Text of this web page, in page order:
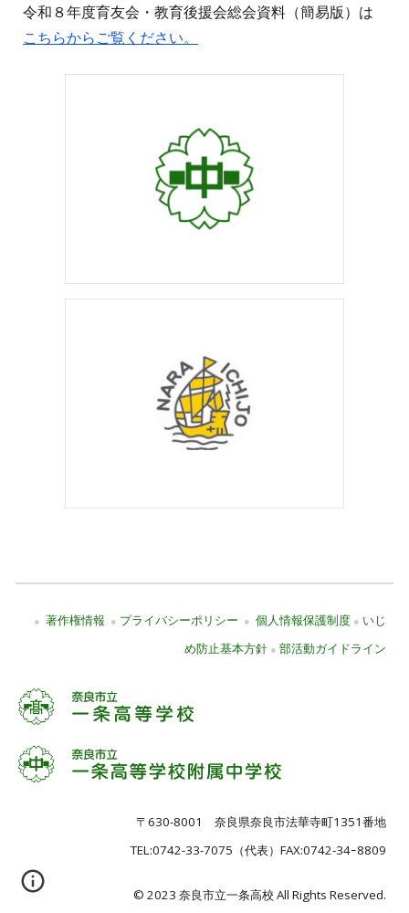
令和８年度育友会・教育後援会総会資料（簡易版）は
こちらからご覧ください。
● 著作権情報 ● プライバシーポリシー ● 個人情報保護制度 ● いじ
め防止基本方針 ● 部活動ガイドライン
〒630-8001 奈良県奈良市法華寺町1351番地
TEL:0742-33-7075 （代表）FAX:0742-34ｰ8809
© 2023 奈良市立一条高校 All Rights Reserved.